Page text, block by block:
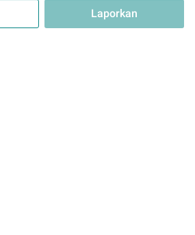
Laporkan